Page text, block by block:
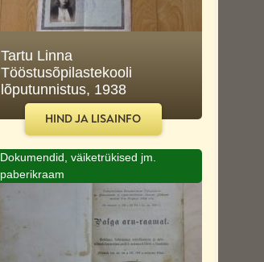
Tartu Linna
Tööstusõpilastekooli
lõputunnistus, 1938
HIND JA LISAINFO
Dokumendid, väiketrükised jm.
paberikraam